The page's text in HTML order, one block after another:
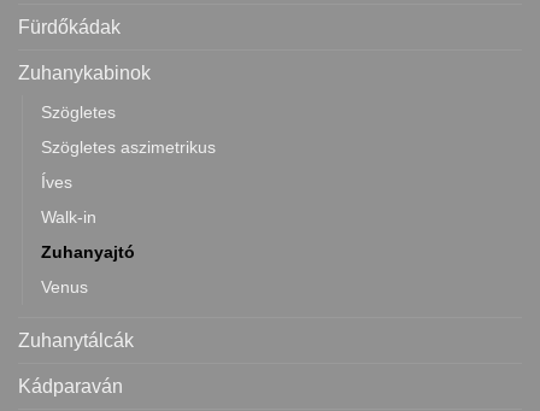
Fürdőkádak
Zuhanykabinok
Szögletes
Szögletes aszimetrikus
Íves
Walk-in
Zuhanyajtó
Venus
Zuhanytálcák
Kádparaván